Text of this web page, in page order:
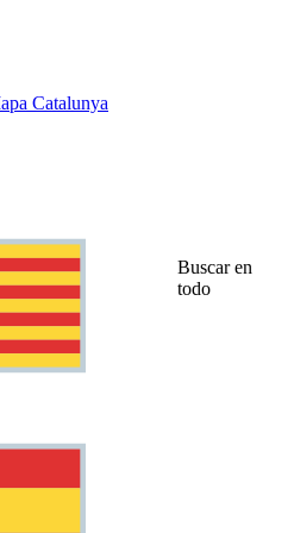
Buscar en
todo